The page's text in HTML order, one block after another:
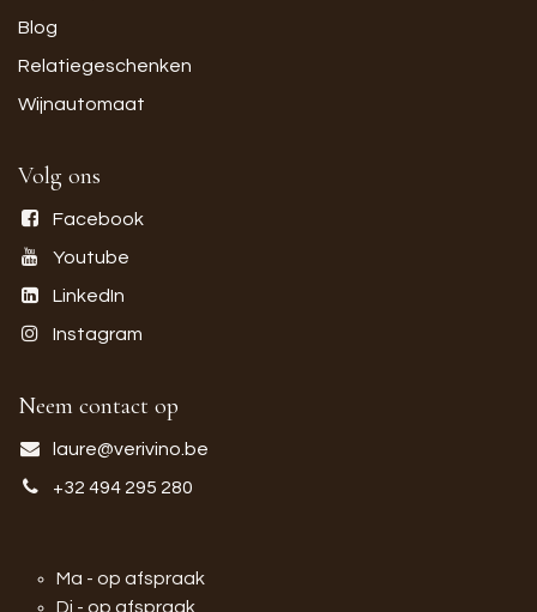
Blog
Relatiegeschenken
Wijnautomaat
Volg ons
Facebook
Youtube
LinkedIn
Instagram
Neem contact op
laure@verivino.be
+32 494 295 280
Ma - op afspraak
Di - op afspraak